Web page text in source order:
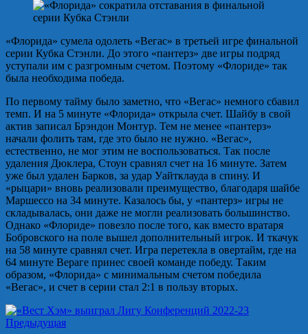
«Флорида» сумела одолеть «Вегас» в третьей игре финальной
серии Кубка Стэнли. До этого «пантерз» две игры подряд
уступали им с разгромным счетом. Поэтому «Флориде» так
была необходима победа.
По первому тайму было заметно, что «Вегас» немного сбавил
темп. И на 5 минуте «Флорида» открыла счет. Шайбу в свой
актив записал Брэндон Монтур. Тем не менее «пантерз»
начали фолить там, где это было не нужно. «Вегас»,
естественно, не мог этим не воспользоваться. Так после
удаления Дюклера, Стоун сравнял счет на 16 минуте. Затем
уже был удален Барков, за удар Уайтклауда в спину. И
«рыцари» вновь реализовали преимущество, благодаря шайбе
Маршессо на 34 минуте. Казалось бы, у «пантерз» игры не
складывалась, они даже не могли реализовать большинство.
Однако «Флориде» повезло после того, как вместо вратаря
Бобровского на поле вышел дополнительный игрок. И ткачук
на 58 минуте сравнял счет. Игра перетекла в овертайм, где на
64 минуте Вераге принес своей команде победу. Таким
образом, «Флорида» с минимальным счетом победила
«Вегас», и счет в серии стал 2:1 в пользу вторых.
Предыдущая